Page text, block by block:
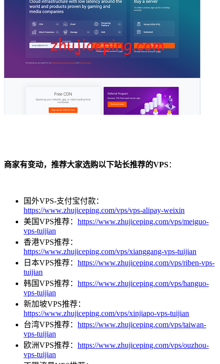
商家有变动，推荐大家选购以下站长推荐的VPS：
国外VPS-支付宝付款：
https://www.zhujiceping.com/vps/vps-alipay-weixin
美国VPS推荐： https://www.zhujiceping.com/vps/meiguo-
vps-tuijian
香港VPS推荐：
https://www.zhujiceping.com/vps/xianggang-vps-tuijian
日本VPS推荐： https://www.zhujiceping.com/vps/riben-vps-
tuijian
韩国VPS推荐： https://www.zhujiceping.com/vps/hanguo-
vps-tuijian
新加坡VPS推荐：
https://www.zhujiceping.com/vps/xinjiapo-vps-tuijian
台湾VPS推荐： https://www.zhujiceping.com/vps/taiwan-
vps-tuijian
欧洲VPS推荐： https://www.zhujiceping.com/vps/ouzhou-
vps-tuijian